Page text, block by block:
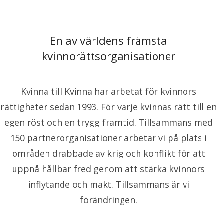
En av världens främsta
kvinnorättsorganisationer
Kvinna till Kvinna har arbetat för kvinnors
rättigheter sedan 1993. För varje kvinnas rätt till en
egen röst och en trygg framtid. Tillsammans med
150 partnerorganisationer arbetar vi på plats i
områden drabbade av krig och konflikt för att
uppnå hållbar fred genom att stärka kvinnors
inflytande och makt. Tillsammans är vi
förändringen.